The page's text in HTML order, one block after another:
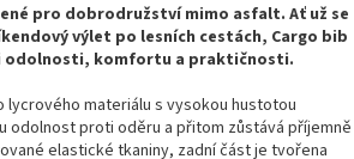
pro dobrodružstvímimo asfalt. Ať už se
výlet po lesních cestách, Cargo bib
odolnosti, komfortu a praktičnosti.
lycrového materiálu s vysokou hustotou
odolnostproti oděru a přitom zůstává příjemně
elastické tkaniny, zadníčástje tvořena